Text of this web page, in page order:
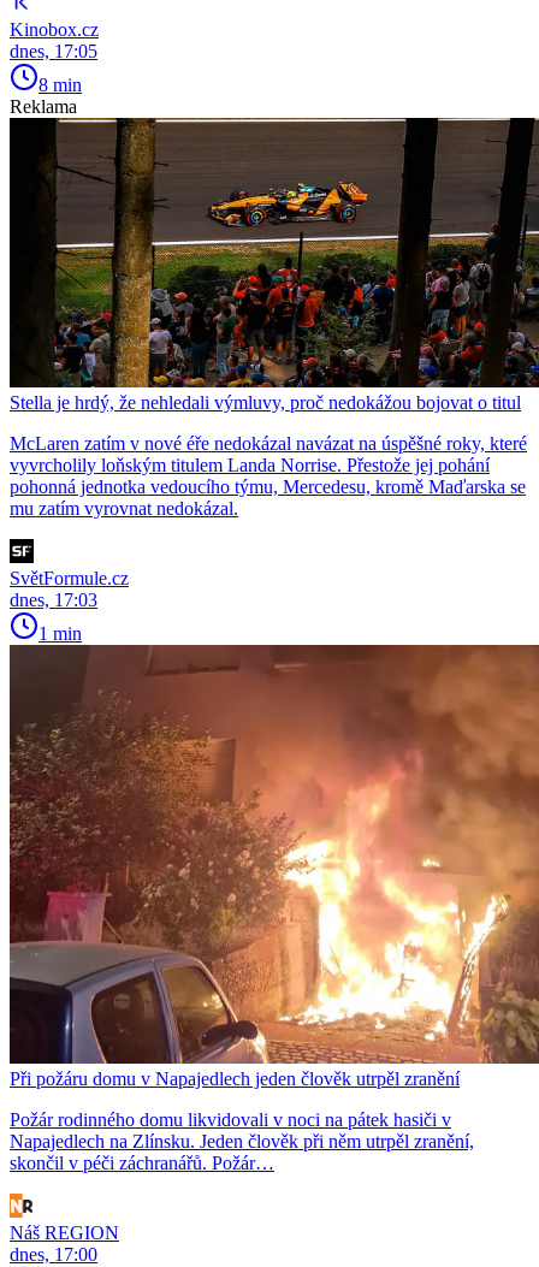
Kinobox.cz
dnes, 17:05
8 min
Reklama
Stella je hrdý, že nehledali výmluvy, proč nedokážou bojovat o titul
McLaren zatím v nové éře nedokázal navázat na úspěšné roky, které
vyvrcholily loňským titulem Landa Norrise. Přestože jej pohání
pohonná jednotka vedoucího týmu, Mercedesu, kromě Maďarska se
mu zatím vyrovnat nedokázal.
SvětFormule.cz
dnes, 17:03
1 min
Při požáru domu v Napajedlech jeden člověk utrpěl zranění
Požár rodinného domu likvidovali v noci na pátek hasiči v
Napajedlech na Zlínsku. Jeden člověk při něm utrpěl zranění,
skončil v péči záchranářů. Požár…
Náš REGION
dnes, 17:00